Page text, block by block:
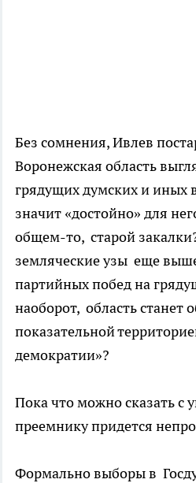
Без сомнения, Ивлев
Воронежская область
грядущих думских и иных
значит «достойно» для
общем-то, старой
земляческие узы еще
партийных побед на
наоборот, область станет
показательной
демократии»?
Пока что можно сказать с
преемнику придется
Формально выборы в